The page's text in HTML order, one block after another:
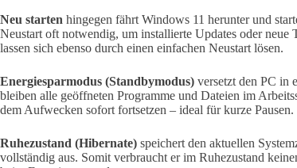
Neu starten hingegen fährt Windows 11 herunter und
Neustart oft notwendig, um installierte Updates oder
lassen sich ebenso durch einen einfachen Neustart lösen.
Energiesparmodus (Standbymodus) versetzt den PC in
bleiben alle geöffneten Programme und Dateien im
dem Aufwecken sofort fortsetzen – ideal für kurze Pausen.
Ruhezustand (Hibernate) speichert den aktuellen
vollständig aus. Somit verbraucht er im Ruhezustand